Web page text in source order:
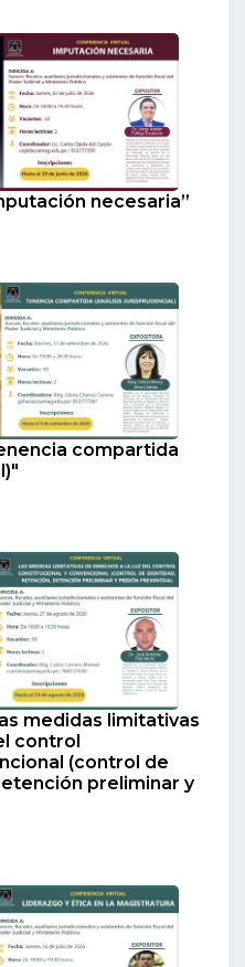
necesaria”
compartida
medidas limitativas
control
(control de
preliminar y